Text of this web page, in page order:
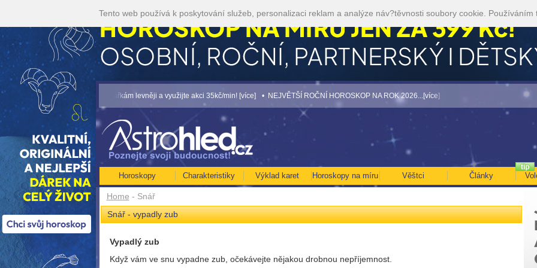
Home - Snář
Snář - vypadly zub
Vypadlý zub
Když vám ve snu vypadne zub, očekávejte nějakou drobnou nepříjemnost.
Horoskopy Charakteristiky Výklad karet Horoskopy na míru Věštci Články
KČ... [více] • Volejte kartářkám levněji a využijte akci 35kč/min! [více] • NEJVĚTŠÍ ROČNÍ HOROSKOP NA ROK 2026...[více] • TAROT NA SRPEN ZA 49,-KČ...
Tento web používá k poskytování služeb, personalizaci reklam a analýze náv?těvnosti soubory cookie. Používáním